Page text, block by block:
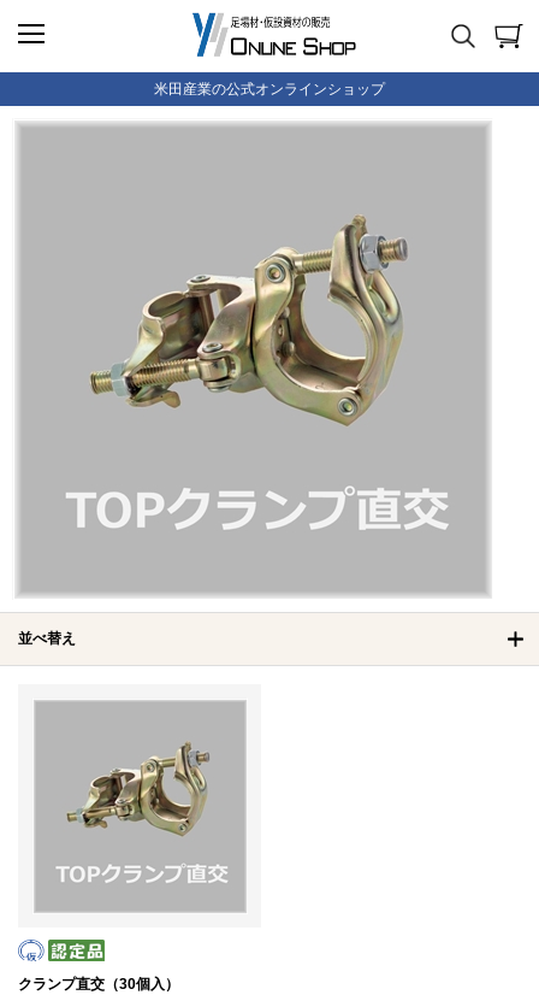
米田産業の公式オンラインショップ
並べ替え
クランプ直交（30個入）